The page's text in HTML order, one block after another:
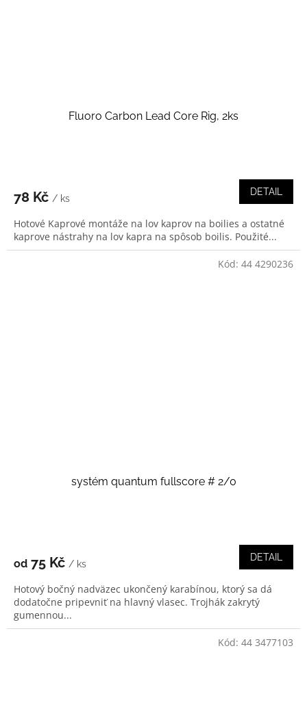
Fluoro Carbon Lead Core Rig, 2ks
78 Kč / ks
DETAIL
Hotové Kaprové montáže na lov kaprov na boilies a ostatné
kaprove nástrahy na lov kapra na spôsob boilis. Použité...
systém quantum fullscore # 2/0
od 75 Kč / ks
DETAIL
Hotový bočný nadväzec ukončený karabínou, ktorý sa dá
dodatočne pripevniť na hlavný vlasec. Trojhák zakrytý
gumennou...
Kód: 44 4290236
Kód: 44 3477103